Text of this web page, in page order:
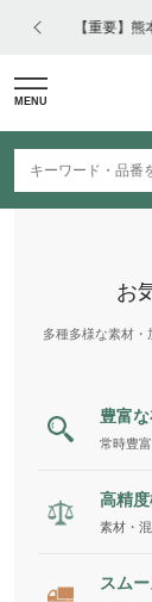
【重要】
MENU
お
多種多様な素材・
豊富
常時豊
高精
素材・
スム